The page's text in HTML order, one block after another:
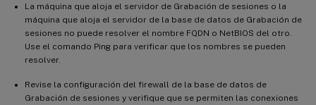
La máquina que aloja el servidor de Grabación de sesiones o la
máquina que aloja el servidor de la base de datos de Grabación de
sesiones no puede resolver el nombre FQDN o NetBIOS del otro.
Use el comando Ping para verificar que los nombres se pueden
resolver.
Revise la configuración del firewall de la base de datos de
Grabación de sesiones y verifique que se permiten las conexiones